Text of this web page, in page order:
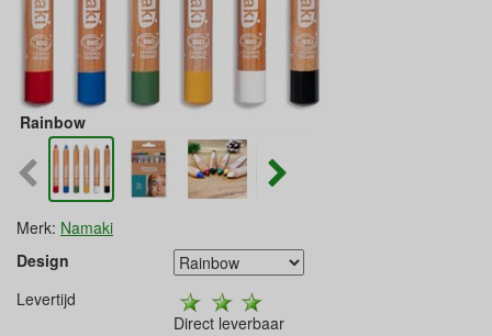
Rainbow
Merk: Namaki
Design
Levertijd
Direct leverbaar